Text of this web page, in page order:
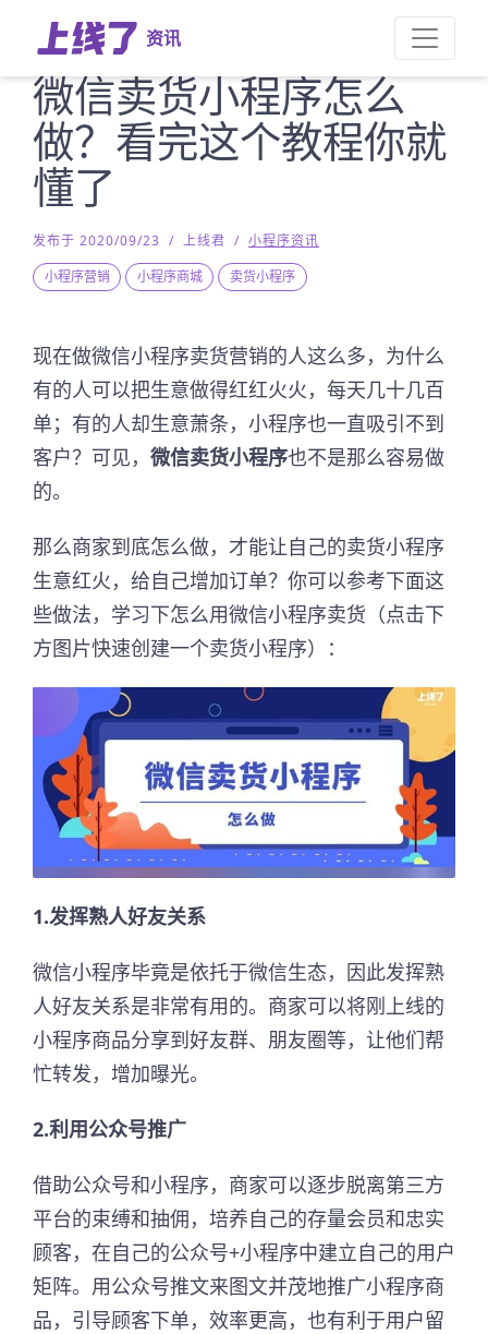
资讯
微信卖货小程序怎么
做？看完这个教程你就
懂了
发布于 2020/09/23 / 上线君 / 小程序资讯
小程序营销
小程序商城 卖货小程序
现在做微信小程序卖货营销的人这么多，为什么
有的人可以把生意做得红红火火，每天几十几百
单；有的人却生意萧条，小程序也一直吸引不到
客户？可见， 微信卖货小程序也不是那么容易做
的。
那么商家到底怎么做，才能让自己的卖货小程序
生意红火，给自己增加订单？你可以参考下面这
些做法，学习下怎么用微信小程序卖货（点击下
方图片快速创建一个卖货小程序）：
1.发挥熟人好友关系
微信小程序毕竟是依托于微信生态，因此发挥熟
人好友关系是非常有用的。商家可以将刚上线的
小程序商品分享到好友群、朋友圈等，让他们帮
忙转发，增加曝光。
2.利用公众号推广
借助公众号和小程序，商家可以逐步脱离第三方
平台的束缚和抽佣，培养自己的存量会员和忠实
顾客，在自己的公众号+小程序中建立自己的用户
矩阵。用公众号推文来图文并茂地推广小程序商
品，引导顾客下单，效率更高，也有利于用户留